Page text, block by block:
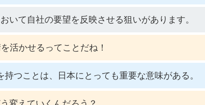
いて自社の要望を反映させる狙いがあります。
活かせるってことだね！
つことは、日本にとっても重要な意味がある。